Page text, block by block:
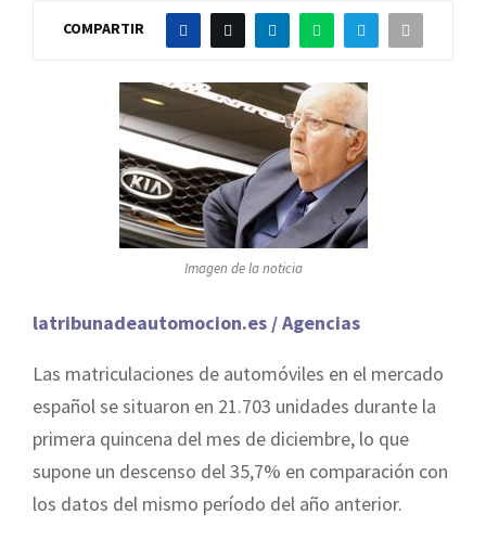
COMPARTIR
Imagen de la noticia
latribunadeautomocion.es / Agencias
Las matriculaciones de automóviles en el mercado
español se situaron en 21.703 unidades durante la
primera quincena del mes de diciembre, lo que
supone un descenso del 35,7% en comparación con
los datos del mismo período del año anterior.